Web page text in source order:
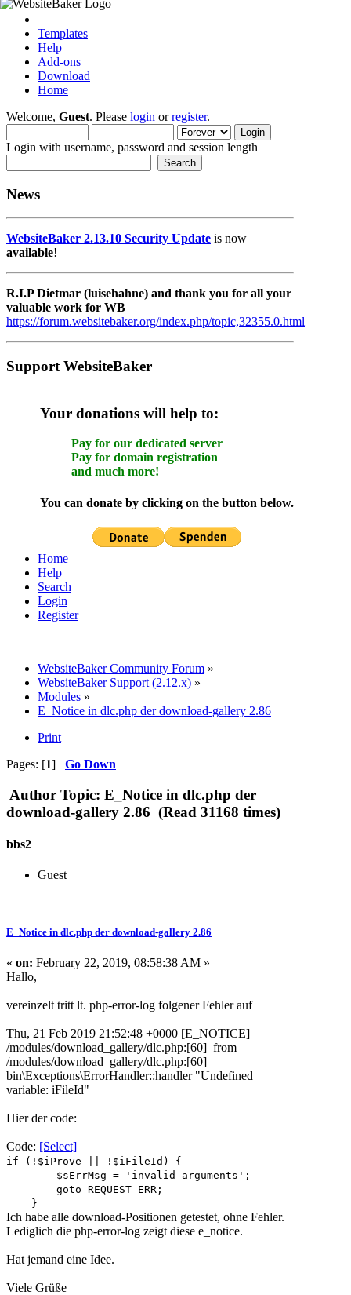
Templates
Help
Add-ons
Download
Home
Welcome, Guest. Please login orregister.
Login with username, password and session length
News
WebsiteBaker 2.13.10 Security Update is now
available!
R.I.P Dietmar (luisehahne) and thank you for all your
valuable work for WB
https://forum.websitebaker.org/index.php/topic,32355.0.html
Support WebsiteBaker
Your donations will help to:
Pay for our dedicated server
Pay for domain registration
and much more!
You can donate by clicking on the button below.
Home
Help
Search
Login
Register
WebsiteBaker Community Forum »
WebsiteBaker Support (2.12.x) »
Modules »
E_Notice in dlc.php der download-gallery 2.86
Print
Pages: [1] Go Down
Author Topic: E_Notice in dlc.php der
download-gallery 2.86 (Read 31168 times)
bbs2
Guest
E_Notice in dlc.php der download-gallery 2.86
« on: February 22, 2019, 08:58:38 AM »
Hallo,
vereinzelt tritt lt. php-error-log folgener Fehler auf
Thu, 21 Feb 2019 21:52:48 +0000 [E_NOTICE]
/modules/download_gallery/dlc.php:[60] from
/modules/download_gallery/dlc.php:[60]
bin\Exceptions\ErrorHandler::handler "Undefined
variable: iFileId"
Hier der code:
Code: [Select]
if (!$iProve || !$iFileId) {
$sErrMsg = 'invalid arguments';
goto REQUEST_ERR;
}
Ich habe alle download-Positionen getestet, ohne Fehler.
Lediglich die php-error-log zeigt diese e_notice.
Hat jemand eine Idee.
Viele Grüße